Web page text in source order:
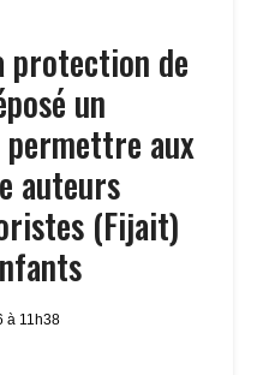
protection de
un
permettre aux
auteurs
(Fijait)
à 11h38